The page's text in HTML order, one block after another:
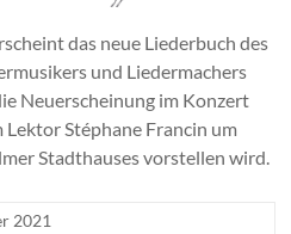
das neue Liederbuch des
und Liedermachers
Neuerscheinung im Konzert
Stéphane Francin um
Stadthauses vorstellen wird.
2021